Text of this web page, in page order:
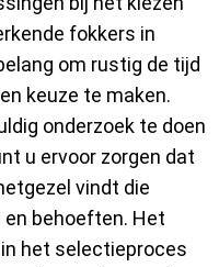
fokkers in
om rustig de tijd
keuze te maken.
onderzoek te doen
u ervoor zorgen dat
vindt die
behoeften. Het
het selectieproces